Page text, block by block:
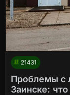
21431
Проблемы с
Заинске: